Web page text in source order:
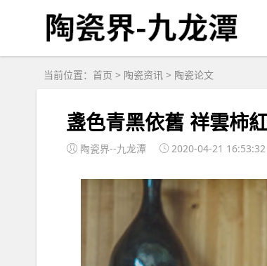
当前位置： 首页 > 陶瓷资讯 > 陶瓷论文
盞色青黑依舊 祥雲柿
陶瓷界--九龙潭 2020-04-21 16:53:32